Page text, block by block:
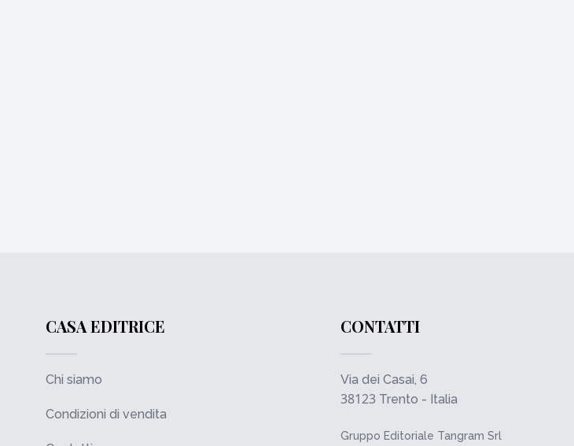
CASA EDITRICE
Chi siamo
Condizioni di vendita
CONTATTI
Via dei Casai, 6
38123 Trento - Italia
Gruppo Editoriale Tangram Srl